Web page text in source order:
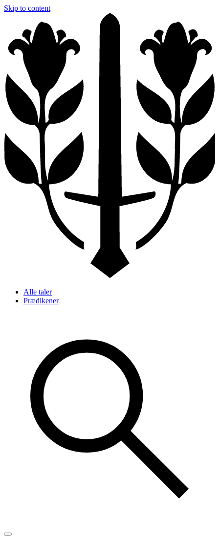
Skip to content
Alle taler
Prædikener